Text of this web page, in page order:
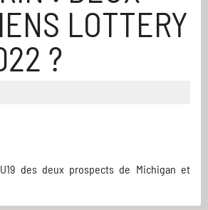
LOTTERY
?
des deux prospects de Michigan et